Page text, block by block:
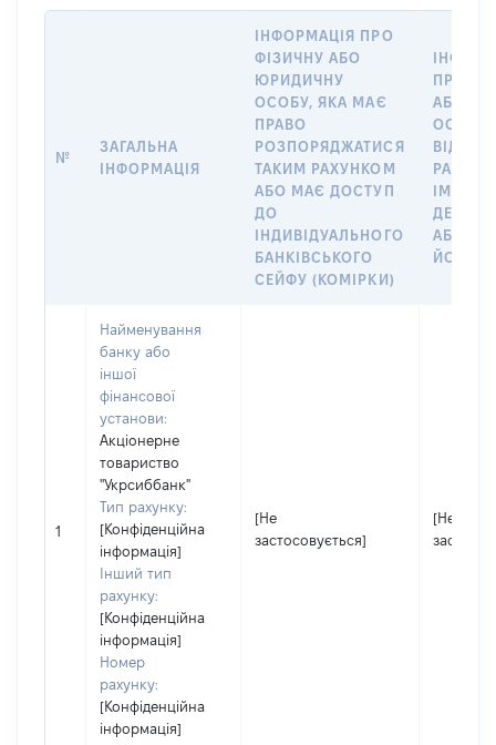
№
ЗАГАЛЬНА
ІНФОРМАЦІЯ
ІНФОРМАЦІЯ ПРО
ФІЗИЧНУ АБО
ЮРИДИЧНУ
ОСОБУ, ЯКА МАЄ
ПРАВО
РОЗПОРЯДЖАТИСЯ
ТАКИМ РАХУНКОМ
АБО МАЄ ДОСТУП
ДО
ІНДИВІДУАЛЬНОГО
БАНКІВСЬКОГО
СЕЙФУ (КОМІРКИ)
ПРО
АБО
ОСОБУ,
ІМ’Я
АБО
ЙОГО
1
Найменування
банку або
іншої
фінансової
установи:
Акціонерне
товариство
"Укрсиббанк"
Тип рахунку:
[Конфіденційна
інформація]
Інший тип
рахунку:
[Конфіденційна
інформація]
Номер
рахунку:
[Конфіденційна
інформація]
[Не
застосовується]
[Не